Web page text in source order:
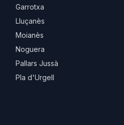
Garrotxa
Lluçanès
Moianès
Noguera
Pallars Jussà
Pla d'Urgell